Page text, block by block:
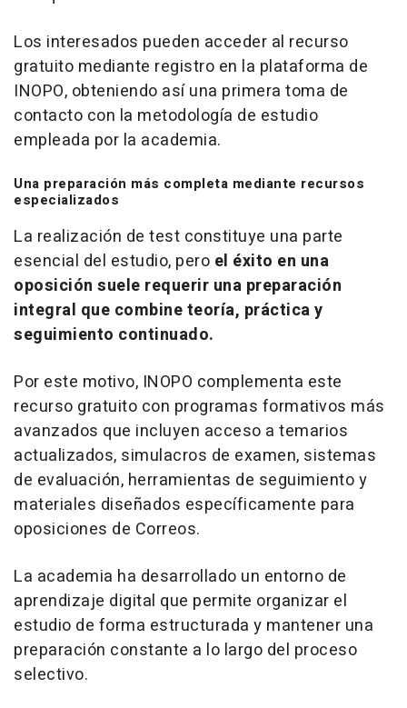
Los interesados pueden acceder al recurso
gratuito mediante registro en la plataforma de
INOPO, obteniendo así una primera toma de
contacto con la metodología de estudio
empleada por la academia.
Una preparación más completa mediante recursos
especializados
La realización de test constituye una parte
esencial del estudio, pero el éxito en una
oposición suele requerir una preparación
integral que combine teoría, práctica y
seguimiento continuado.
Por este motivo, INOPO complementa este
recurso gratuito con programas formativos más
avanzados que incluyen acceso a temarios
actualizados, simulacros de examen, sistemas
de evaluación, herramientas de seguimiento y
materiales diseñados específicamente para
oposiciones de Correos.
La academia ha desarrollado un entorno de
aprendizaje digital que permite organizar el
estudio de forma estructurada y mantener una
preparación constante a lo largo del proceso
selectivo.